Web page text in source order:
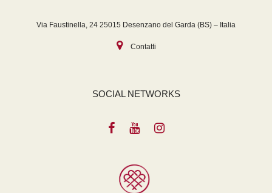
Via Faustinella, 24 25015 Desenzano del Garda (BS) – Italia
Contatti
SOCIAL NETWORKS